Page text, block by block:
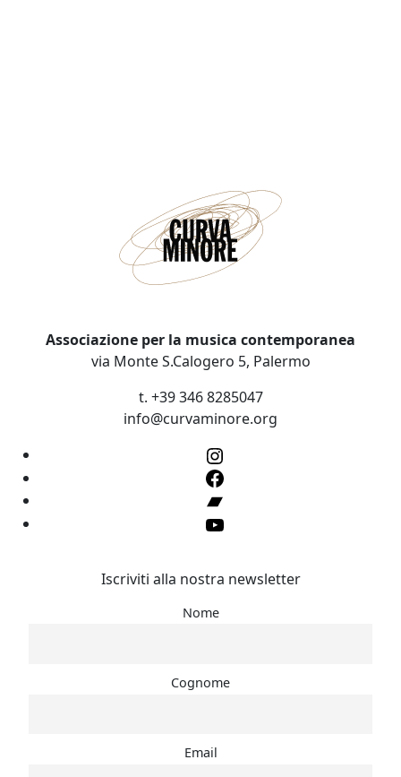
Associazione per la musica contemporanea
via Monte S.Calogero 5, Palermo
t. +39 346 8285047
info@curvaminore.org
Iscriviti alla nostra newsletter
Nome
Cognome
Email